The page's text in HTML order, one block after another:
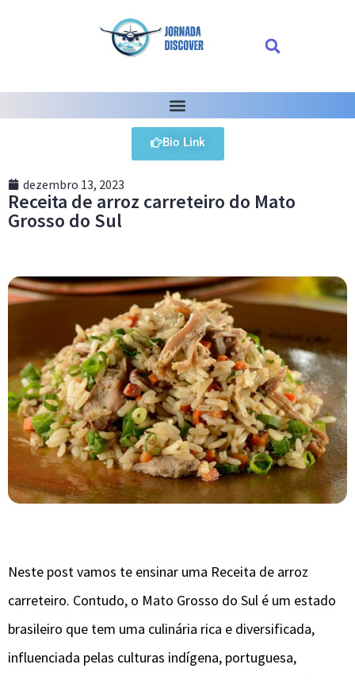
Bio Link
dezembro 13, 2023
Receita de arroz carreteiro do Mato
Grosso do Sul
Neste post vamos te ensinar uma Receita de arroz
carreteiro. Contudo, o Mato Grosso do Sul é um estado
brasileiro que tem uma culinária rica e diversificada,
influenciada pelas culturas indígena, portuguesa,